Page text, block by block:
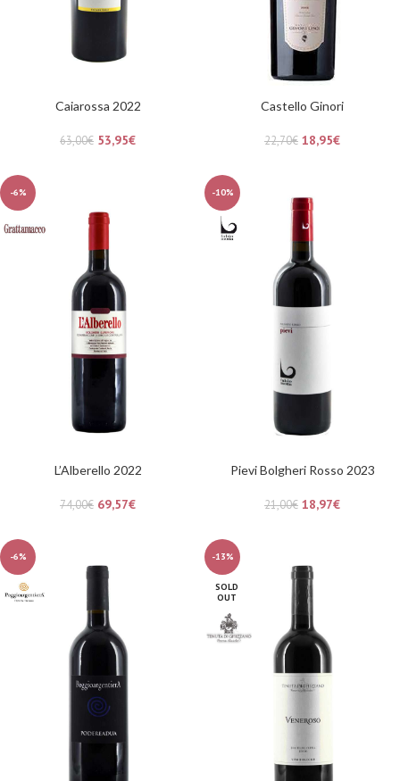
Caiarossa 2022
63,00€ 53,95€
Castello Ginori
22,70€ 18,95€
-6%
L’Alberello 2022
74,00€ 69,57€
-10%
Pievi Bolgheri Rosso 2023
21,00€ 18,97€
-6% -13%
SOLD
OUT